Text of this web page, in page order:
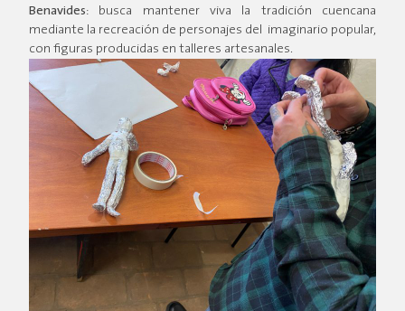
Benavides: busca mantener viva la tradición cuencana
mediante la recreación de personajes del imaginario popular,
con figuras producidas en talleres artesanales.